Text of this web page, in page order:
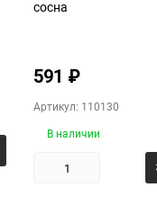
сосна
591 ₽
Артикул: 110130
В наличии